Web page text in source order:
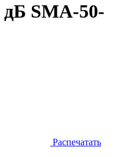
SMA-50-
Распечатать